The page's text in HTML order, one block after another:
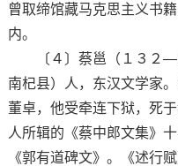
曾取缔馆藏马克思主义书
内。
〔４〕蔡邕（１３２—
南杞县）人，东汉文学家
董卓，他受牵连下狱，死
人所辑的《蔡中郎文集》
《郭有道碑文》。《述行